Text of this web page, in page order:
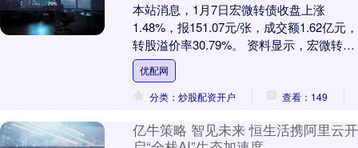
本站消息，1月7日宏微转债收盘上涨
1.48%，报151.07元/张，成交额1.62亿元，
转股溢价率30.79%。 资料显示，宏微转债
信用级别为“A”，债券期限6....
优配网
分类：炒股配资开户
查看：149
亿牛策略 智见未来 恒生活携阿里云开